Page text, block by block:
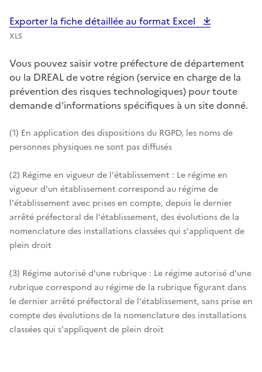
Exporter la fiche détaillée au format Excel
XLS
Vous pouvez saisir votre préfecture de département
ou la DREAL de votre région (service en charge de la
prévention des risques technologiques) pour toute
demande d'informations spécifiques à un site donné.
(1) En application des dispositions du RGPD, les noms de
personnes physiques ne sont pas diffusés
(2) Régime en vigueur de l'établissement : Le régime en
vigueur d'un établissement correspond au régime de
l'établissement avec prises en compte, depuis le dernier
arrêté préfectoral de l'établissement, des évolutions de la
nomenclature des installations classées qui s'appliquent de
plein droit
(3) Régime autorisé d'une rubrique : Le régime autorisé d'une
rubrique correspond au régime de la rubrique figurant dans
le dernier arrêté préfectoral de l'établissement, sans prise en
compte des évolutions de la nomenclature des installations
classées qui s'appliquent de plein droit